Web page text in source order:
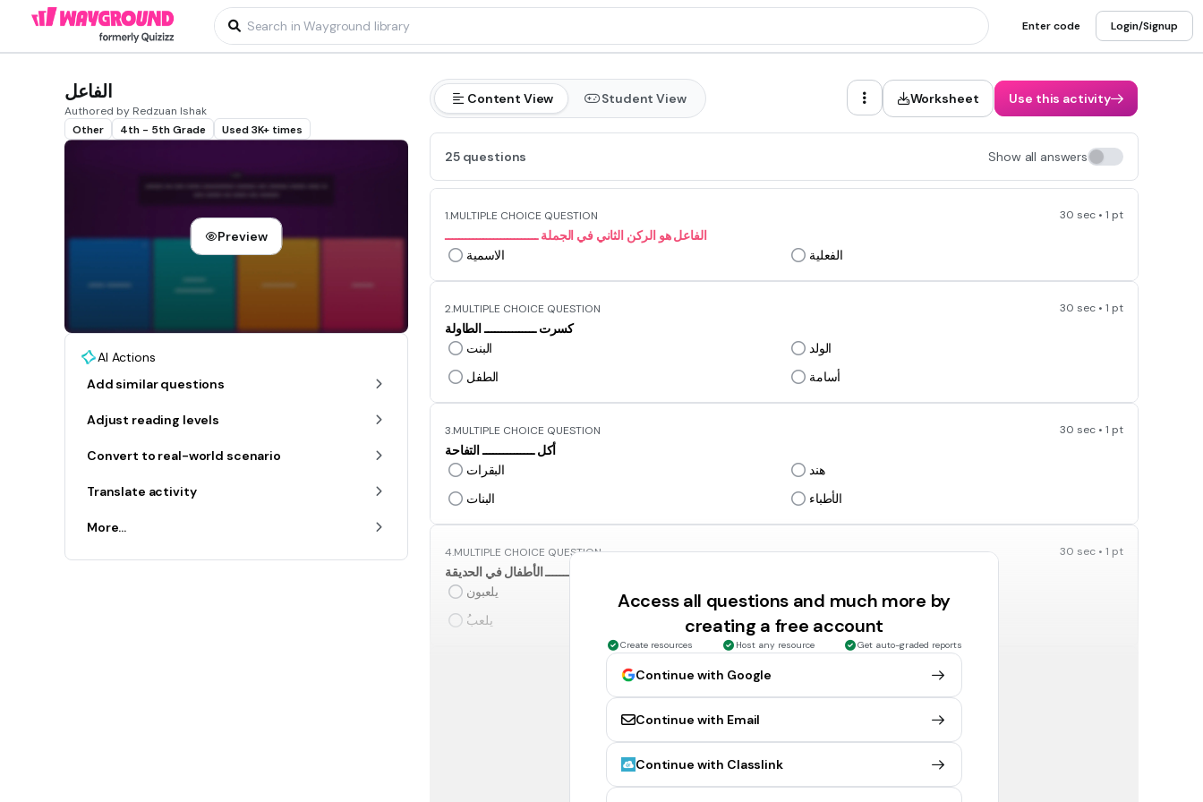
Enter code Login/Signup
الفاعل
Authored by Redzuan Ishak
Other
4th - 5th Grade Used 3K+ times
Preview
AI Actions
Add similar questions
Adjust reading levels
Convert to real-world scenario
Translate activity
More...
Content View Student View Worksheet Use this activity
25 questions Show all answers
1.MULTIPLE CHOICE QUESTION 30 sec • 1 pt
الفاعل هو الركن الثاني في الجملة ـــــــــــــــــــــــــــ
الاسمية
الفعلية
2.MULTIPLE CHOICE QUESTION 30 sec • 1 pt
كسرت ـــــــــــــــ الطاولة
البنت
الولد
الطفل
أسامة
3.MULTIPLE CHOICE QUESTION 30 sec • 1 pt
أكل ـــــــــــــــ التفاحة
البقرات
هند
البنات
الأطباء
4.MULTIPLE CHOICE QUESTION 30 sec • 1 pt
ـــــــــــــــــــــ الأطفال في الحديقة
يلعبون
تلعبان
ُيلعب
نلعبُ
ذهبتْ ـــــــــــــــ إلي مدينة ألور ستار
ِالمعلمات
Access all questions and much more by
creating a free account
Create resources Host any resource Get auto-graded reports
Continue with Google
Continue with Email
Continue with Classlink